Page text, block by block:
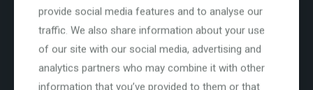
Ein traumhaftes Abenteuer-Gravelbike zu einem sehr
Aluminiumrahmen und die Carbongabel mit dem 12fach-GRX-
Antriebsstrang von Shimano, um dir alles zu bieten, was du
brauchst, ohne das Budget zu sprengen.
Farbe: Black
provide social media features and to analyse our
traffic. We also share information about your use
of our site with our social media, advertising and
analytics partners who may combine it with other
information that you’ve provided to them or that